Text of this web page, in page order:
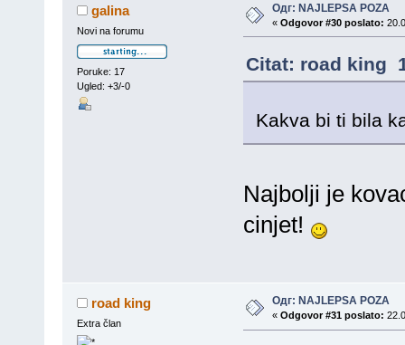
galina
Novi na forumu
Poruke: 17
Ugled: +3/-0
Одг: NAJLEPSA POZA
« Odgovor #30 poslato:
Citat: road king
Kakva bi ti bila
Najbolji je
cinjet!
road king
Extra član
Одг: NAJLEPSA POZA
« Odgovor #31 poslato: